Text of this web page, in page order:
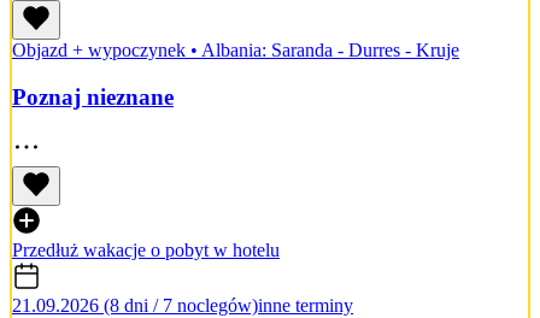
Objazd + wypoczynek • Albania: Saranda - Durres - Kruje
Poznaj nieznane
Przedłuż wakacje o pobyt w hotelu
21.09.2026 (8 dni / 7 noclegów)inne terminy